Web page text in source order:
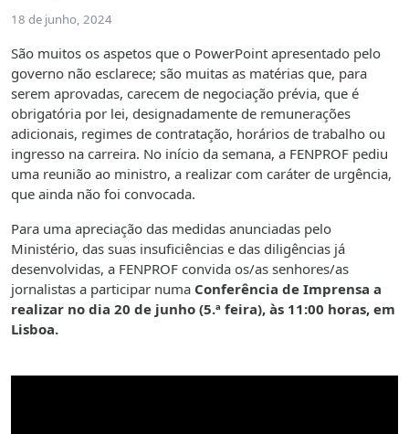
18 de junho, 2024
São muitos os aspetos que o PowerPoint apresentado pelo
governo não esclarece; são muitas as matérias que, para
serem aprovadas, carecem de negociação prévia, que é
obrigatória por lei, designadamente de remunerações
adicionais, regimes de contratação, horários de trabalho ou
ingresso na carreira. No início da semana, a FENPROF pediu
uma reunião ao ministro, a realizar com caráter de urgência,
que ainda não foi convocada.
Para uma apreciação das medidas anunciadas pelo
Ministério, das suas insuficiências e das diligências já
desenvolvidas, a FENPROF convida os/as senhores/as
jornalistas a participar numa Conferência de Imprensa a
realizar no dia 20 de junho (5.ª feira), às 11:00 horas, em
Lisboa.